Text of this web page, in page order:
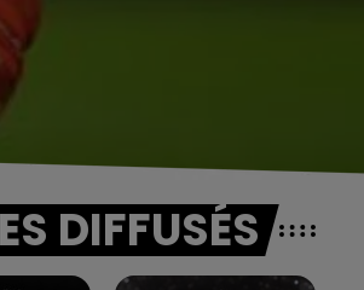
DIFFUSÉS